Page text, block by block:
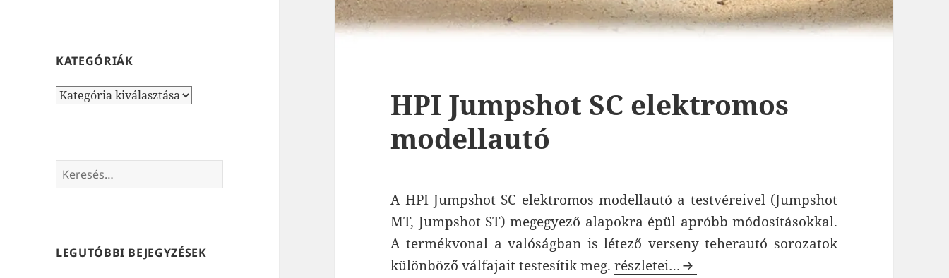
KATEGÓRIÁK
Kategóriák
Keresés:
LEGUTÓBBI BEJEGYZÉSEK
HPI Jumpshot SC elektromos
modellautó
A HPI Jumpshot SC elektromos modellautó a testvéreivel (Jumpshot
MT, Jumpshot ST) megegyező alapokra épül apróbb módosításokkal.
A termékvonal a valóságban is létező verseny teherautó sorozatok
különböző válfajait testesítik meg.HPI Jumpshot SC elektromos modellautó
részletei…